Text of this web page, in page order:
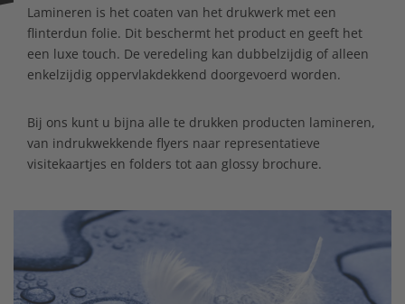
Lamineren is het coaten van het drukwerk met een
flinterdun folie. Dit beschermt het product en geeft het
een luxe touch. De veredeling kan dubbelzijdig of alleen
enkelzijdig oppervlakdekkend doorgevoerd worden.
Bij ons kunt u bijna alle te drukken producten lamineren,
van indrukwekkende flyers naar representatieve
visitekaartjes en folders tot aan glossy brochure.